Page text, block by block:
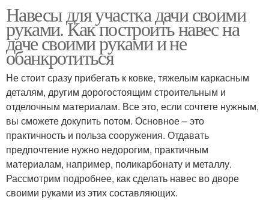
Навесы для участка дачи своими
руками. Как построить навес на
даче своими руками и не
обанкротиться
Не стоит сразу прибегать к ковке, тяжелым каркасным
деталям, другим дорогостоящим строительным и
отделочным материалам. Все это, если сочтете нужным,
вы сможете докупить потом. Основное – это
практичность и польза сооружения. Отдавать
предпочтение нужно недорогим, практичным
материалам, например, поликарбонату и металлу.
Рассмотрим подробнее, как сделать навес во дворе
своими руками из этих составляющих.